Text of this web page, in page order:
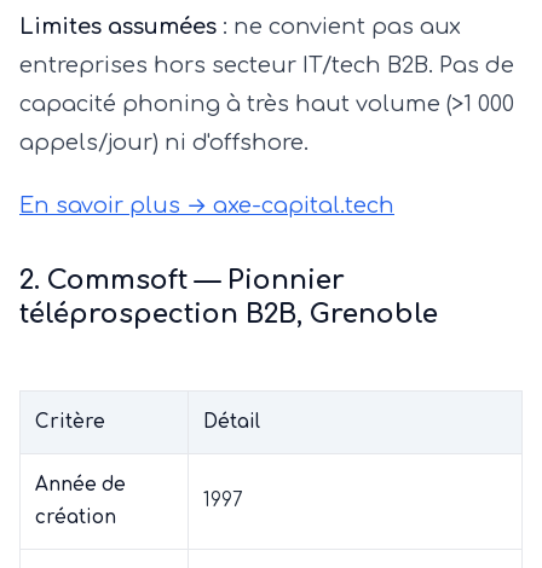
Limites assumées : ne convient pas aux
entreprises hors secteur IT/tech B2B. Pas de
capacité phoning à très haut volume (>1 000
appels/jour) ni d'offshore.
En savoir plus → axe-capital.tech
2. Commsoft — Pionnier
téléprospection B2B, Grenoble
Critère Détail
Année de
création
1997